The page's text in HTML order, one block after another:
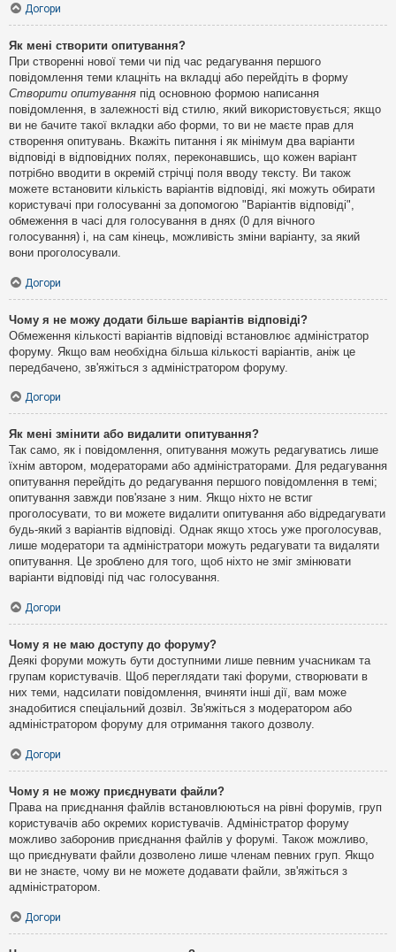
Догори
Як мені створити опитування?
При створенні нової теми чи під час редагування першого
повідомлення теми клацніть на вкладці або перейдіть в форму
Створити опитування під основною формою написання
повідомлення, в залежності від стилю, який використовується; якщо
ви не бачите такої вкладки або форми, то ви не маєте прав для
створення опитувань. Вкажіть питання і як мінімум два варіанти
відповіді в відповідних полях, переконавшись, що кожен варіант
потрібно вводити в окремій стрічці поля вводу тексту. Ви також
можете встановити кількість варіантів відповіді, які можуть обирати
користувачі при голосуванні за допомогою "Варіантів відповіді",
обмеження в часі для голосування в днях (0 для вічного
голосування) і, на сам кінець, можливість зміни варіанту, за який
вони проголосували.
Догори
Чому я не можу додати більше варіантів відповіді?
Обмеження кількості варіантів відповіді встановлює адміністратор
форуму. Якщо вам необхідна більша кількості варіантів, аніж це
передбачено, зв'яжіться з адміністратором форуму.
Догори
Як мені змінити або видалити опитування?
Так само, як і повідомлення, опитування можуть редагуватись лише
їхнім автором, модераторами або адміністраторами. Для редагування
опитування перейдіть до редагування першого повідомлення в темі;
опитування завжди пов'язане з ним. Якщо ніхто не встиг
проголосувати, то ви можете видалити опитування або відредагувати
будь-який з варіантів відповіді. Однак якщо хтось уже проголосував,
лише модератори та адміністратори можуть редагувати та видаляти
опитування. Це зроблено для того, щоб ніхто не зміг змінювати
варіанти відповіді під час голосування.
Догори
Чому я не маю доступу до форуму?
Деякі форуми можуть бути доступними лише певним учасникам та
групам користувачів. Щоб переглядати такі форуми, створювати в
них теми, надсилати повідомлення, вчиняти інші дії, вам може
знадобитися спеціальний дозвіл. Зв'яжіться з модератором або
адміністратором форуму для отримання такого дозволу.
Догори
Чому я не можу приєднувати файли?
Права на приєднання файлів встановлюються на рівні форумів, груп
користувачів або окремих користувачів. Адміністратор форуму
можливо заборонив приєднання файлів у форумі. Також можливо,
що приєднувати файли дозволено лише членам певних груп. Якщо
ви не знаєте, чому ви не можете додавати файли, зв'яжіться з
адміністратором.
Догори